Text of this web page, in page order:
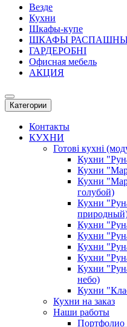
Везде
Кухни
Шкафы-купе
ШКАФЫ
ГАРДЕРОБНІ
Офисная мебель
АКЦИЯ
Категории
Контакты
КУХНИ
Готові кухні
Кухни
Кухни
Кухни
голубой)
Кухни
Кухни
Кухни
Кухни
Кухни
Кухни
небо)
Кухни
Кухни на заказ
Наши работы